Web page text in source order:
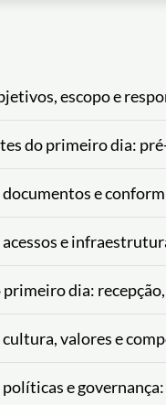
escopo e
do primeiro dia:
e
e
dia:
valores e
e